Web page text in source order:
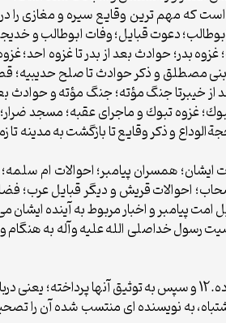
بخش كتاب سيره است كه مهم ترين وقايع
دعوت قبايل؛ وفات ابوطالب و
بدر؛ حوادث بعد از بدر تا غزوه احد؛
مصطلق و ذكر حوادث تا صلح حديبيه؛
از خيبرتا جنگ مؤته؛ جنگ مؤته و
غزوه تبوك و ماجراى عقبه؛ مسجد
و ذكر وقايع تا بازگشت به مدينه
پيامبر و احوالات ايشان؛ همسران پيامبر؛
احوالات قريش و ديگر قبايل عرب؛
پيامبر و اخبار مربوط به آينده ايشان
آن عبارت است از: وصيت رسول خداصلى الله عليه
مجلسى در ابتداى كتابش نام كليه مصادر خود را همراه با مؤلفان
بيان كرده است 13 و چنان چه كتابى به اشتباه، به